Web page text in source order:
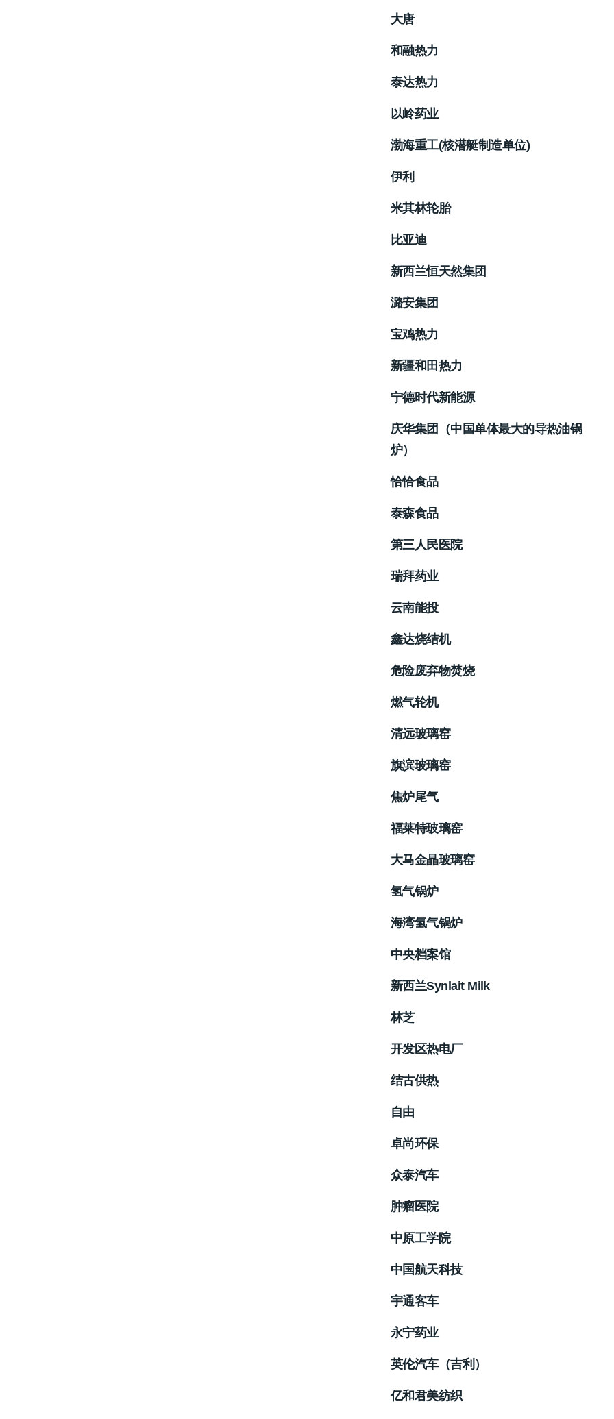
大唐
和融热力
泰达热力
以岭药业
渤海重工(核潜艇制造单位)
伊利
米其林轮胎
比亚迪
新西兰恒天然集团
潞安集团
宝鸡热力
新疆和田热力
宁德时代新能源
庆华集团（中国单体最大的导热油锅
炉）
恰恰食品
泰森食品
第三人民医院
瑞拜药业
云南能投
鑫达烧结机
危险废弃物焚烧
燃气轮机
清远玻璃窑
旗滨玻璃窑
焦炉尾气
福莱特玻璃窑
大马金晶玻璃窑
氢气锅炉
海湾氢气锅炉
中央档案馆
新西兰Synlait Milk
林芝
开发区热电厂
结古供热
自由
卓尚环保
众泰汽车
肿瘤医院
中原工学院
中国航天科技
宇通客车
永宁药业
英伦汽车（吉利）
亿和君美纺织